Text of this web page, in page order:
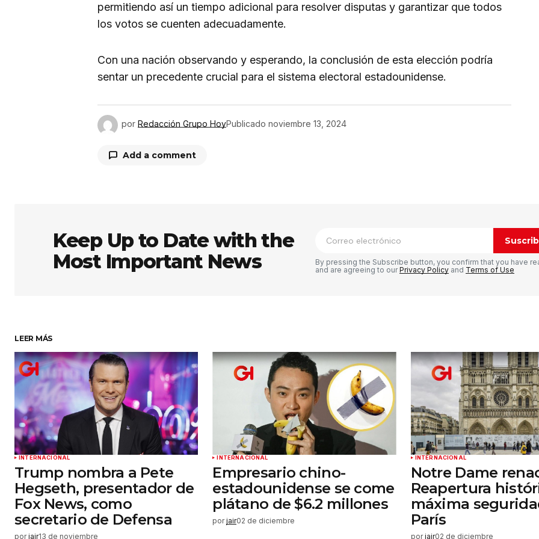
permitiendo así un tiempo adicional para resolver disputas y garantizar que todos
los votos se cuenten adecuadamente.
Con una nación observando y esperando, la conclusión de esta elección podría
sentar un precedente crucial para el sistema electoral estadounidense.
por Redacción Grupo HoyPublicado noviembre 13, 2024
Add a comment
Comentario*
Guardar mi nombre, correo electrónico
y sitio web en este navegador para la
próxima vez que haga un comentario.
Enviar comentario
Keep Up to Date with the
Most Important News
By pressing the Subscribe button, you confirm that you have
and are agreeing to ourPrivacy Policy and Terms of Use
LEER MÁS
INTERNACIONAL
Trump nombra a Pete
Hegseth, presentador de
Fox News, como
secretario de Defensa
por jair13 de noviembre
INTERNACIONAL
Empresario chino-
estadounidense se come
plátano de $6.2 millones
por jair02 de diciembre
INTERNACIONAL
Notre Dame
Reapertura
máxima
París
por jair02 de diciembre